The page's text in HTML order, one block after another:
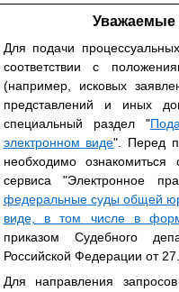
Уважаемые
Для подачи
соответствии с
(например, исковых
представлений и иных
специальный раздел "
электронном виде". Перед
необходимо ознакомиться
сервиса "Электронное
федеральные суды общей
виде, в том числе в
приказом Судебного
Российской Федерации от
Для направления